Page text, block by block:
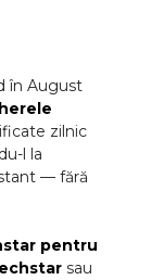
în August
zilnic
l la
— fără
pentru
sau